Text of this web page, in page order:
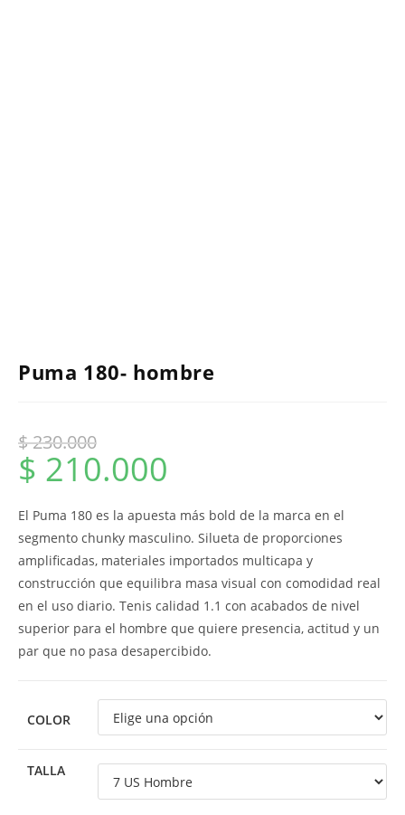
Puma 180- hombre
$230.000
$ 210.000
El Puma 180 es la apuesta más bold de la marca en el
segmento chunky masculino. Silueta de proporciones
amplificadas, materiales importados multicapa y
construcción que equilibra masa visual con comodidad real
en el uso diario. Tenis calidad 1.1 con acabados de nivel
superior para el hombre que quiere presencia, actitud y un
par que no pasa desapercibido.
COLOR
TALLA